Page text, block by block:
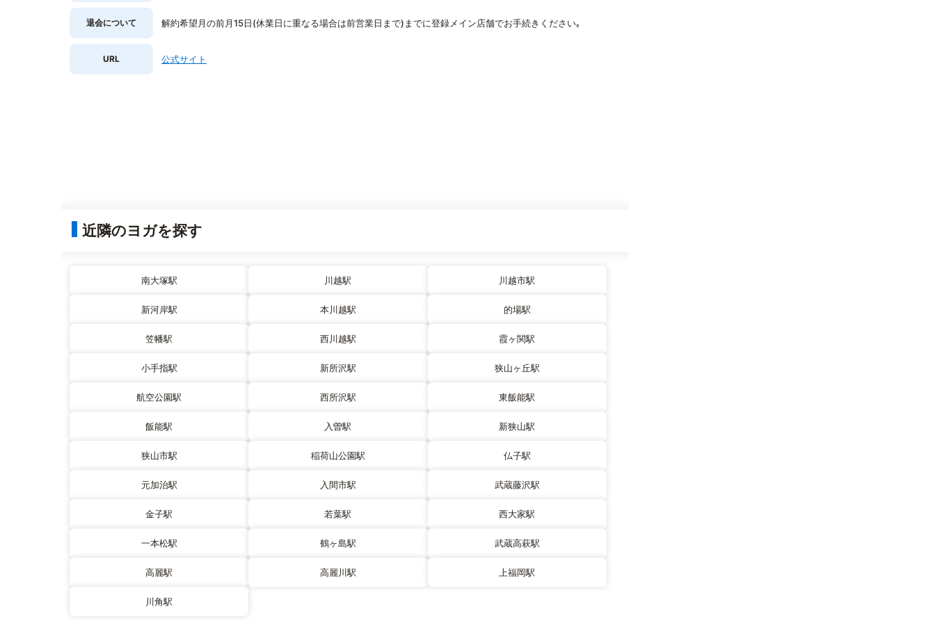
退会について 解約希望月の前月15日(休業日に重なる場合は前営業日まで)までに登録メイン店舗でお手続きください｡
URL 公式サイト
近隣のヨガを探す
南大塚駅 川越駅 川越市駅
新河岸駅 本川越駅 的場駅
笠幡駅 西川越駅 霞ヶ関駅
小手指駅 新所沢駅 狭山ヶ丘駅
航空公園駅 西所沢駅 東飯能駅
飯能駅 入曽駅 新狭山駅
狭山市駅 稲荷山公園駅 仏子駅
元加治駅 入間市駅 武蔵藤沢駅
金子駅 若葉駅 西大家駅
一本松駅 鶴ヶ島駅 武蔵高萩駅
高麗駅 高麗川駅 上福岡駅
川角駅